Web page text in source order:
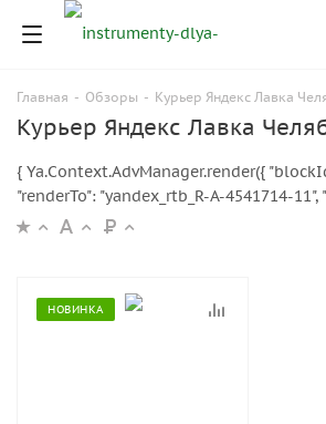
Главная - Обзоры - Курьер Яндекс Лавка
Курьер Яндекс Лавка
{ Ya.Context.AdvManager.render({
"renderTo": "yandex_rtb_R-A-4541714-11",
НОВИНКА